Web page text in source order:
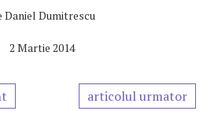
Daniel Dumitrescu
2 Martie 2014
articolul urmator